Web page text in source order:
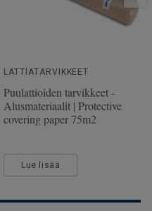
Viisteet kaikilla sivuilla
Soveltuu (korkeintaan 27°C)
138
19.3
LATTIATARVIKKEET
Puulattioiden tarvikkeet -
Alusmateriaalit | Protective
covering paper 75m2
Lue lisää